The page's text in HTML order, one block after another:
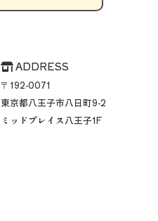
ADDRESS
〒192-0071
東京都八王子市八日町9-2
ミッドプレイス八王子1F